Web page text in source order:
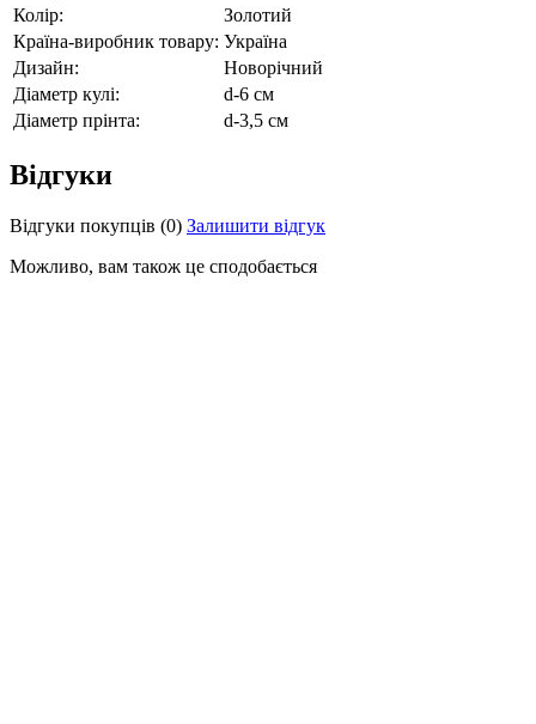
Колір:
Золотий
Країна-виробник товару: Україна
Дизайн:
Новорічний
Діаметр кулі:
d-6 см
Діаметр прінта:
d-3,5 см
Відгуки
Відгуки покупців (0) Залишити відгук
Можливо, вам також це сподобається